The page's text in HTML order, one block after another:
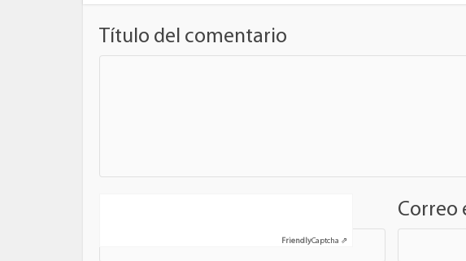
Título del comentario
Correo
FriendlyCaptcha ⇗